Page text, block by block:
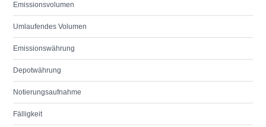
Emissionsvolumen
Umlaufendes Volumen
Emissionswährung
Depotwährung
Notierungsaufnahme
Fälligkeit